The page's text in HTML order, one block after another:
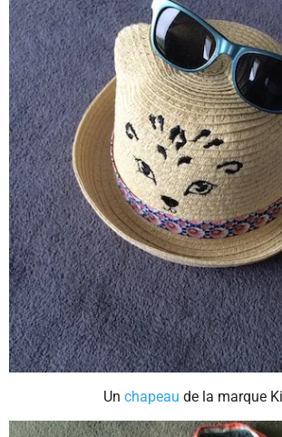
Un chapeau de la marque